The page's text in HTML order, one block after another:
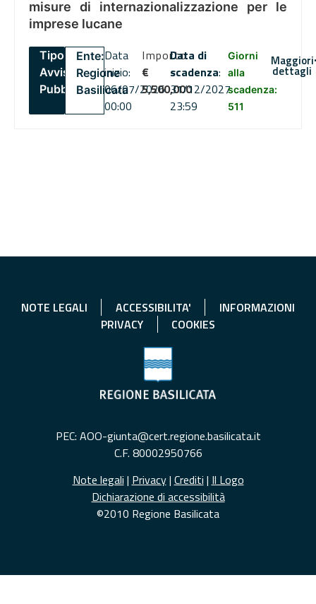
misure di internazionalizzazione per le
imprese lucane
Tipo:
Avviso
Pubblico
Ente:
Regione
Basilicata
Data
inizio:
06/07/2026
00:00
Importo
€
5,500,000
Data di
scadenza:
31/12/2027
23:59
Giorni
alla
scadenza:
511
Maggiori
dettagli
NOTE LEGALI ACCESSIBILITA'
INFORMAZIONI
PRIVACY
COOKIES
PEC: AOO-giunta@cert.regione.basilicata.it
C.F. 80002950766
Note legali | Privacy| Crediti | Il Logo
Dichiarazione di accessibilità
©2010 Regione Basilicata